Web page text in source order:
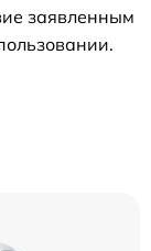
заявленным